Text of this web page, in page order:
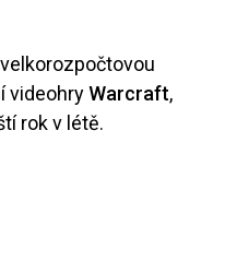
videohryWarcraft,
rok v létě.